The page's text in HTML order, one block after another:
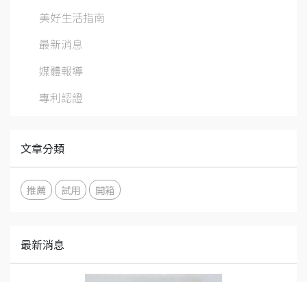
美好生活指南
最新消息
媒體報導
專利認證
文章分類
推薦 試用 開箱
最新消息